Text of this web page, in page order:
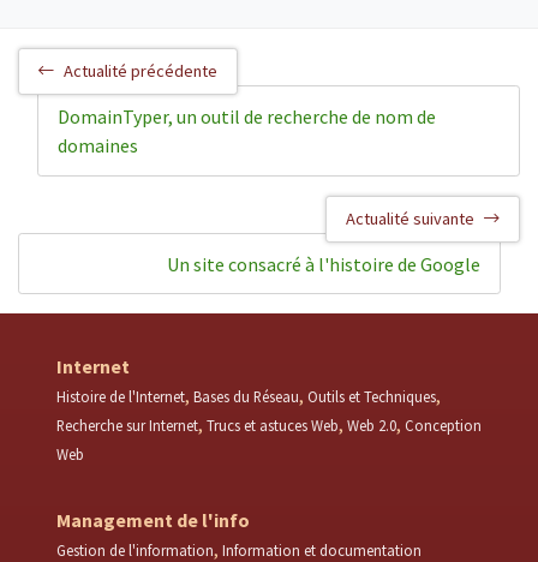
Actualité précédente
DomainTyper, un outil de recherche de nom de
domaines
Actualité suivante
Un site consacré à l'histoire de Google
Internet
Histoire de l'Internet Bases du Réseau Outils et Techniques
Recherche sur Internet Trucs et astuces Web Web 2.0 Conception
Web
Management de l'info
Gestion de l'information Information et documentation